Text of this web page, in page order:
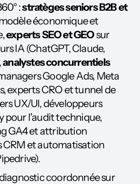
:stratèges seniors B2B et
économique et
experts SEO et GEOsur
IA (ChatGPT, Claude,
analystes concurrentiels
Google Ads, Meta
experts CRO et tunnel de
UX/UI, développeurs
pour l'audit technique,
GA4 et attribution
CRM et automatisation
coordonnée sur